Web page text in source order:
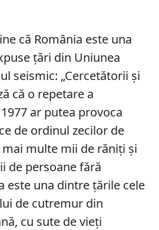
că România este una
țări din Uniunea
seismic: „Cercetătorii şi
că o repetare a
ar putea provoca
de ordinul zecilor de
multe mii de răniţi şi
de persoane fără
este una dintre ţările cele
de cutremur din
cu sute de vieţi